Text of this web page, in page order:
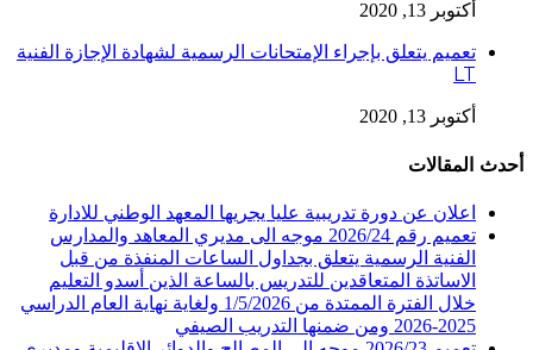
أكتوبر 13, 2020
تعميم يتعلق بإجراء الإمتحانات الرسمية لشهادة الإجازة الفنية
LT
أكتوبر 13, 2020
أحدث المقالات
اعلان عن دورة تدريبية عليا يجريها المعهد الوطني للادارة
تعميم رقم 2026/24 موجه الى مديري المعاهد والمدارس
الفنية الرسمية يتعلق بجداول الساعات المنفذة من قبل
الاساتذة المتعاقدين للتدريس بالساعة الذين أسدو التعليم
خلال الفترة الممتدة من 1/5/2026 ولغاية نهاية العام الدراسي
2025-2026 ومن ضمنها التدريب الصيفي